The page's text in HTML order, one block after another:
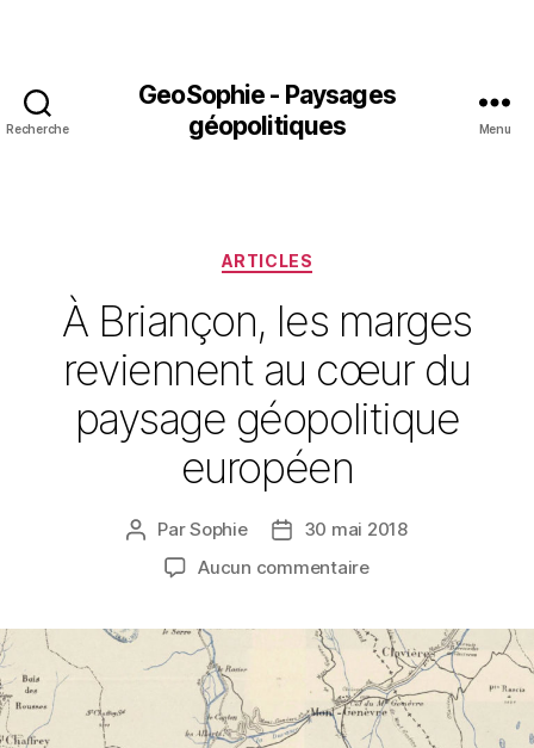
Recherche
GeoSophie - Paysages
géopolitiques
Menu
Catégories
ARTICLES
À Briançon, les marges
reviennent au cœur du
paysage géopolitique
européen
Auteur
l’article
ParSophie
Date30 mai 2018
Aucun commentairesur
les
marges
reviennent
au